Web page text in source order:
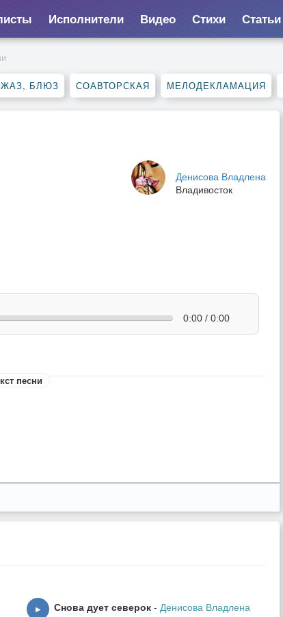
Исполнители Видео Стихи Статьи
БЛЮЗ СОАВТОРСКАЯ МЕЛОДЕКЛАМАЦИЯ
Денисова Владлена
Владивосток
0:00 / 0:00
песни
▶ Снова дует северок - Денисова Владлена